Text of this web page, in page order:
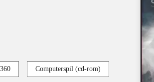
Computerspil (cd-rom)